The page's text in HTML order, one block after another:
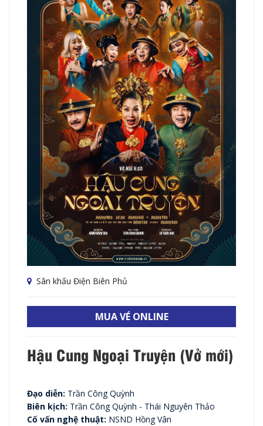
Sân khấu Điện Biên Phủ
MUA VÉ ONLINE
Hậu Cung Ngoại Truyện (Vở mới)
Đạo diễn: Trần Công Quỳnh
Biên kịch: Trần Công Quỳnh - Thái Nguyên Thảo
Cố vấn nghệ thuật: NSND Hồng Vân